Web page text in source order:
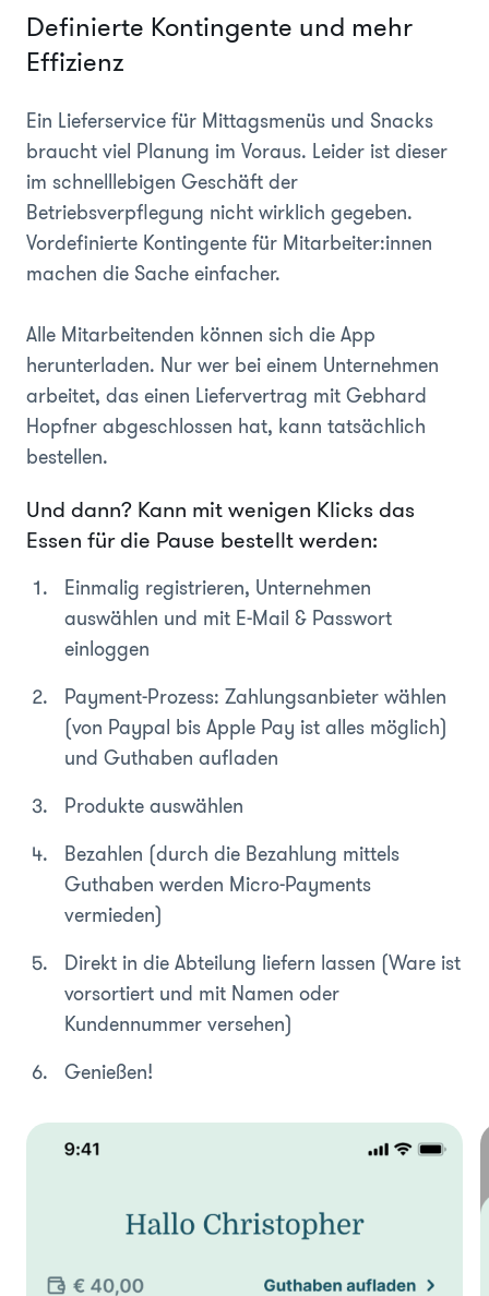
Definierte Kontingente und mehr
Effizienz
Ein Lieferservice für Mittagsmenüs und Snacks
braucht viel Planung im Voraus. Leider ist dieser
im schnelllebigen Geschäft der
Betriebsverpflegung nicht wirklich gegeben.
Vordefinierte Kontingente für Mitarbeiter:innen
machen die Sache einfacher.
Alle Mitarbeitenden können sich die App
herunterladen. Nur wer bei einem Unternehmen
arbeitet, das einen Liefervertrag mit Gebhard
Hopfner abgeschlossen hat, kann tatsächlich
bestellen.
Und dann? Kann mit wenigen Klicks das
Essen für die Pause bestellt werden:
Einmalig registrieren, Unternehmen
auswählen und mit E-Mail & Passwort
einloggen
Payment-Prozess: Zahlungsanbieter wählen
(von Paypal bis Apple Pay ist alles möglich)
und Guthaben aufladen
Produkte auswählen
Bezahlen (durch die Bezahlung mittels
Guthaben werden Micro-Payments
vermieden)
Direkt in die Abteilung liefern lassen (Ware ist
vorsortiert und mit Namen oder
Kundennummer versehen)
Genießen!